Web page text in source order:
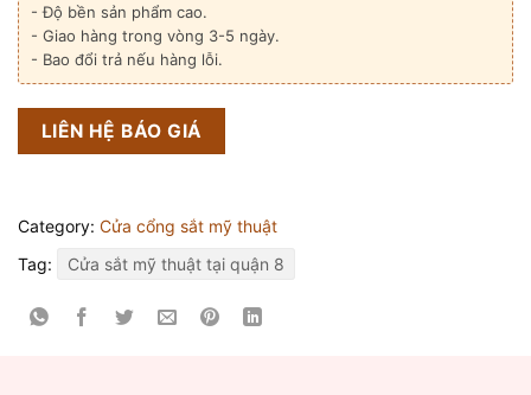
- Độ bền sản phẩm cao.
- Giao hàng trong vòng 3-5 ngày.
- Bao đổi trả nếu hàng lỗi.
LIÊN HỆ BÁO GIÁ
Category: Cửa cổng sắt mỹ thuật
Tag:
Cửa sắt mỹ thuật tại quận 8